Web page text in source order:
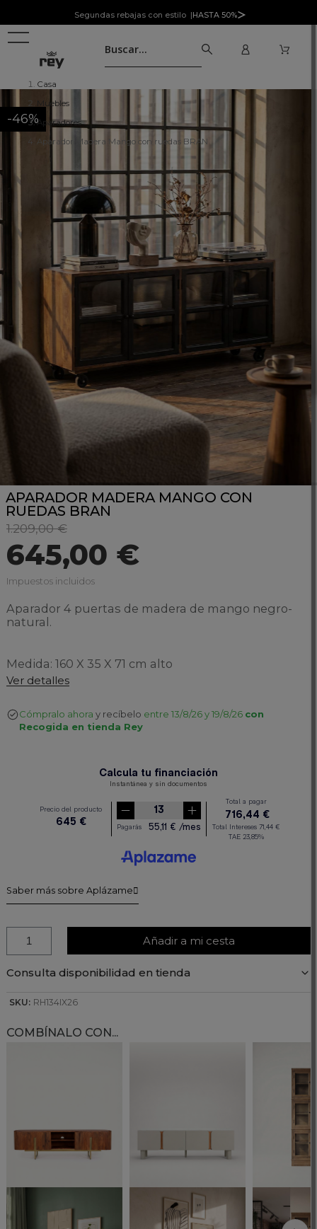
Segundas rebajas con estilo |HASTA 50%
Casa
Muebles
Aparadores
Aparador Madera Mango con ruedas BRAN
-46%
APARADOR MADERA MANGO CON
RUEDAS BRAN
1.209,00 €
645,00 €
Impuestos incluidos
Aparador 4 puertas de madera de mango negro-
natural.
Medida: 160 X 35 X 71 cm alto
Ver detalles
Cómpralo ahora y recíbelo entre 13/8/26 y 19/8/26 con
Recogida en tienda Rey
Saber más sobre Aplázame
Añadir a mi cesta
Consulta disponibilidad en tienda
SKU: RH134IX26
COMBÍNALO CON...